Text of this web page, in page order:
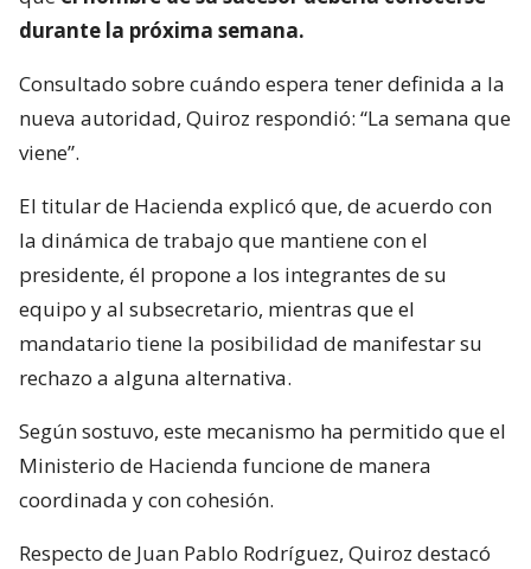
durante la próxima semana.
Consultado sobre cuándo espera tener definida a la
nueva autoridad, Quiroz respondió: “La semana que
viene”.
El titular de Hacienda explicó que, de acuerdo con
la dinámica de trabajo que mantiene con el
presidente, él propone a los integrantes de su
equipo y al subsecretario, mientras que el
mandatario tiene la posibilidad de manifestar su
rechazo a alguna alternativa.
Según sostuvo, este mecanismo ha permitido que el
Ministerio de Hacienda funcione de manera
coordinada y con cohesión.
Respecto de Juan Pablo Rodríguez, Quiroz destacó